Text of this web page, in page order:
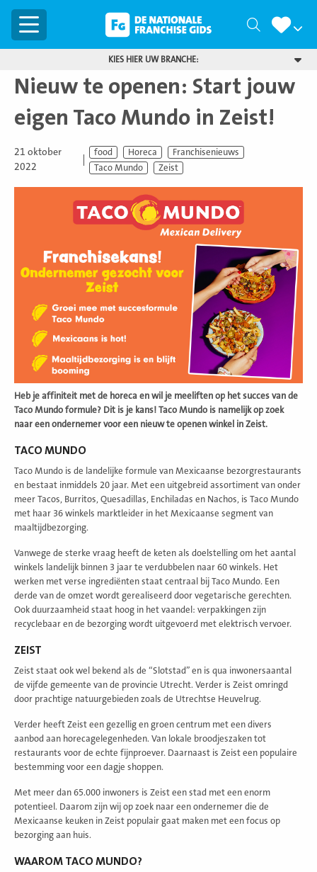
Menu Zoeken
KIES HIER UW BRANCHE:
Nieuw te openen: Start jouw
eigen Taco Mundo in Zeist!
21 oktober
2022
food Horeca
Franchisenieuws
Taco Mundo
Zeist
Heb je affiniteit met de horeca en wil je meeliften op het succes van de
Taco Mundo formule? Dit is je kans! Taco Mundo is namelijk op zoek
naar een ondernemer voor een nieuw te openen winkel in Zeist.
TACO MUNDO
Taco Mundo is de landelijke formule van Mexicaanse bezorgrestaurants
en bestaat inmiddels 20 jaar. Met een uitgebreid assortiment van onder
meer Tacos, Burritos, Quesadillas, Enchiladas en Nachos, is Taco Mundo
met haar 36 winkels marktleider in het Mexicaanse segment van
maaltijdbezorging.
Vanwege de sterke vraag heeft de keten als doelstelling om het aantal
winkels landelijk binnen 3 jaar te verdubbelen naar 60 winkels. Het
werken met verse ingrediënten staat centraal bij Taco Mundo. Een
derde van de omzet wordt gerealiseerd door vegetarische gerechten.
Ook duurzaamheid staat hoog in het vaandel: verpakkingen zijn
recyclebaar en de bezorging wordt uitgevoerd met elektrisch vervoer.
ZEIST
Zeist staat ook wel bekend als de “Slotstad” en is qua inwonersaantal
de vijfde gemeente van de provincie Utrecht. Verder is Zeist omringd
door prachtige natuurgebieden zoals de Utrechtse Heuvelrug.
Verder heeft Zeist een gezellig en groen centrum met een divers
aanbod aan horecagelegenheden. Van lokale broodjeszaken tot
restaurants voor de echte fijnproever. Daarnaast is Zeist een populaire
bestemming voor een dagje shoppen.
Met meer dan 65.000 inwoners is Zeist een stad met een enorm
potentieel. Daarom zijn wij op zoek naar een ondernemer die de
Mexicaanse keuken in Zeist populair gaat maken met een focus op
bezorging aan huis.
WAAROM TACO MUNDO?